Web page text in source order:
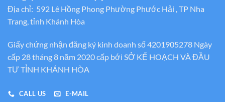
Địa chỉ: 592 Lê Hồng Phong Phường Phước Hải , TP Nha
Trang, tỉnh Khánh Hòa
Giấy chứng nhận đăng ký kinh doanh số 4201905278 Ngày
cấp 28 tháng 8 năm 2020 cấp bới SỞ KẾ HOẠCH VÀ ĐẦU
TƯ TỈNH KHÁNH HÒA
CALL US E-MAIL